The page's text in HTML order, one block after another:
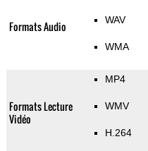
Formats Audio WAV
WMA
Formats Lecture
Vidéo
MP4
WMV
H.264